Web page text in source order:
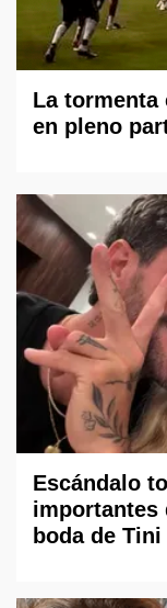
La tormenta
en pleno
Escándalo
importantes
boda de